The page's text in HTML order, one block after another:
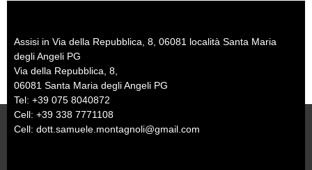
Assisi in Via della Repubblica, 8, 06081 località Santa Maria
degli Angeli PG
Via della Repubblica, 8,
06081 Santa Maria degli Angeli PG
Tel: +39 075 8040872
Cell: +39 338 7771108
Cell: dott.samuele.montagnoli@gmail.com